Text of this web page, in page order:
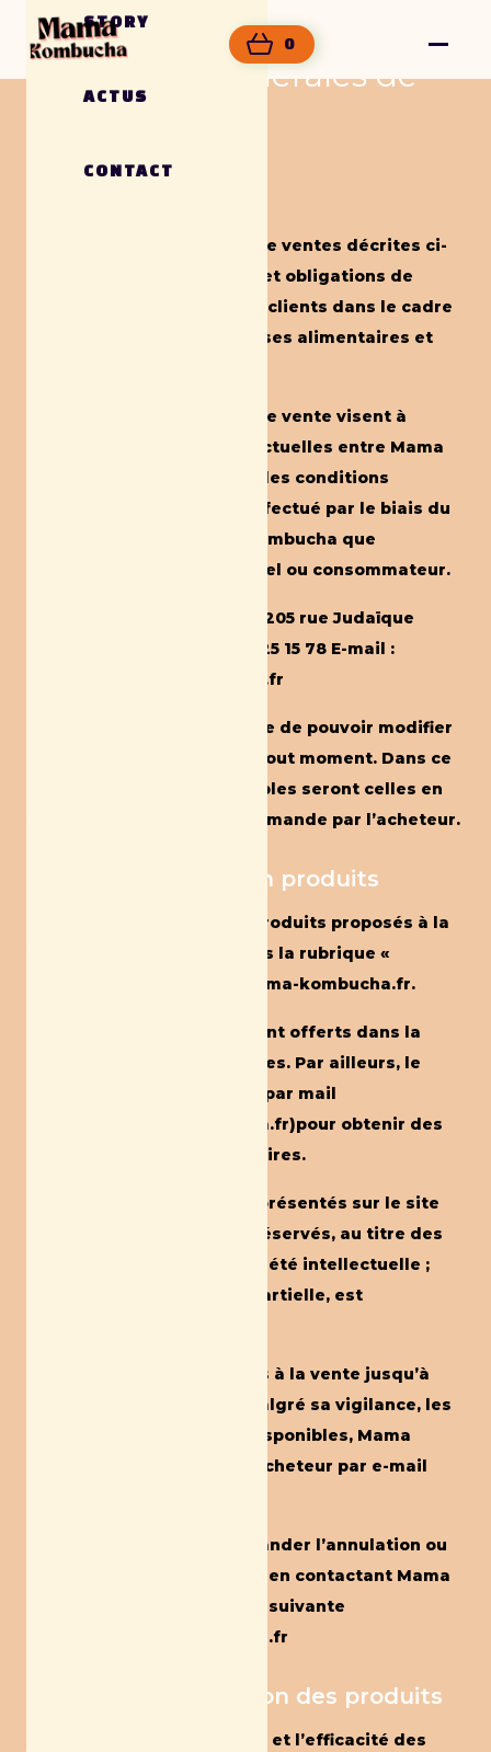
0
STORY
ACTUS
CONTACT
Conditions générales de
Les conditions générales de ventes décrites ci-
après détaillent les droits et obligations de
Mama Kombucha et de ses clients dans le cadre
de la vente des marchandises alimentaires et
Les présentes conditions de vente visent à
définir les relations contractuelles entre Mama
Kombucha et l’acheteur et les conditions
applicables à tout achat effectué par le biais du
site marchand de Mama Kombucha que
l’acheteur soit professionnel ou consommateur.
Mama KombuchaAdresse : 205 rue Judaïque
33000 BordeauxTel. : 06 15 25 15 78 E-mail :
contact@mama-kombucha.fr
Mama Kombucha se réserve de pouvoir modifier
ses conditions de vente à tout moment. Dans ce
cas, les conditions applicables seront celles en
vigueur à la date de la commande par l’acheteur.
Article 2. Information produits
Les caractéristiques des produits proposés à la
vente sont présentées dans la rubrique «
www.mama-kombucha.fr.
Ces produits et services sont offerts dans la
limite des stocks disponibles. Par ailleurs, le
client peut nous contacter par mail
(contact@mama-kombucha.fr)pour obtenir des
informations complémentaires.
Tous les textes et images présentés sur le site
de Mama Kombucha sont réservés, au titre des
droits d’auteur et de propriété intellectuelle ;
leur reproduction, même partielle, est
Nos produits sont proposés à la vente jusqu’à
épuisement du stock. Si malgré sa vigilance, les
articles proposés sont indisponibles, Mama
Kombucha en informera l’acheteur par e-mail
Le client pourra alors demander l’annulation ou
l’échange de la commande en contactant Mama
Kombucha à l’adresse mail suivante
:contact@mama-kombucha.fr
Article 3. Conservation des produits
Afin de préserver la qualité et l’efficacité des